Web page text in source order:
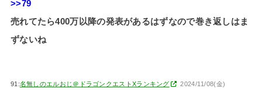
>>79
売れてたら400万以降の発表があるはずなので巻き返しはま
ずないね
91:名無しのエルおじ＠ドラゴンクエストXランキング 2024/11/08(金)